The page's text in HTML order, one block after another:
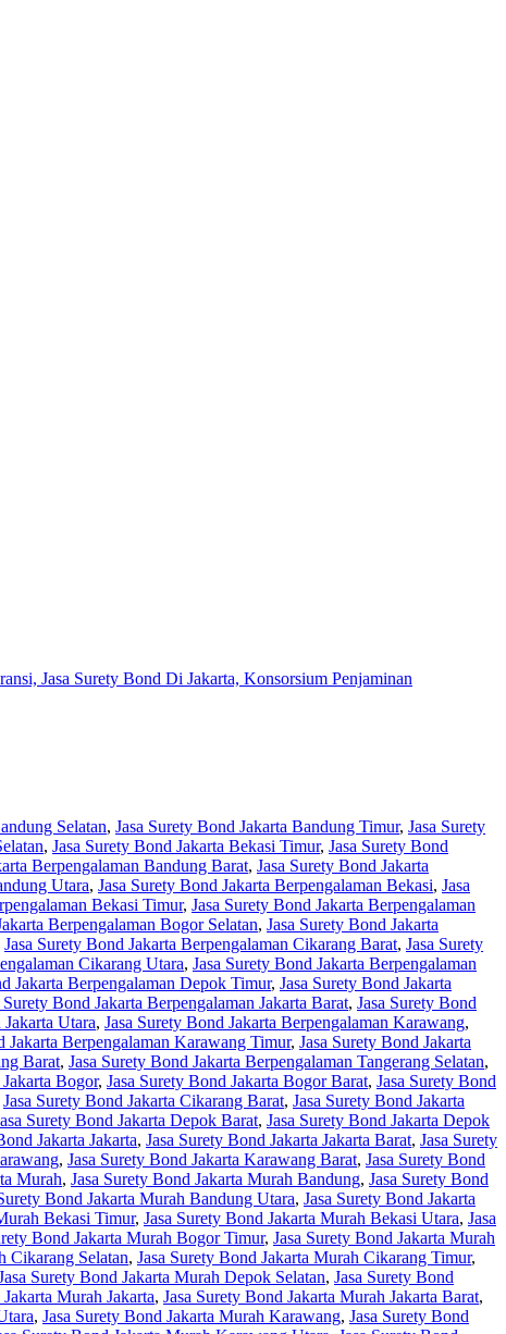
Selatan, Jasa Surety Bond Jakarta Bandung Timur, Jasa Surety
, Jasa Surety Bond Jakarta Bekasi Timur, Jasa Surety Bond
Berpengalaman Bandung Barat, Jasa Surety Bond Jakarta
Utara, Jasa Surety Bond Jakarta Berpengalaman Bekasi, Jasa
Bekasi Timur, Jasa Surety Bond Jakarta Berpengalaman
Berpengalaman Bogor Selatan, Jasa Surety Bond Jakarta
Jasa Surety Bond Jakarta Berpengalaman Cikarang Barat, Jasa Surety
Cikarang Utara, Jasa Surety Bond Jakarta Berpengalaman
Jakarta Berpengalaman Depok Timur, Jasa Surety Bond Jakarta
Surety Bond Jakarta Berpengalaman Jakarta Barat, Jasa Surety Bond
Jakarta Utara, Jasa Surety Bond Jakarta Berpengalaman Karawang,
Jakarta Berpengalaman Karawang Timur, Jasa Surety Bond Jakarta
Barat, Jasa Surety Bond Jakarta Berpengalaman Tangerang Selatan,
Bogor, Jasa Surety Bond Jakarta Bogor Barat, Jasa Surety Bond
Jasa Surety Bond Jakarta Cikarang Barat, Jasa Surety Bond Jakarta
Surety Bond Jakarta Depok Barat, Jasa Surety Bond Jakarta Depok
Jakarta Jakarta, Jasa Surety Bond Jakarta Jakarta Barat, Jasa Surety
, Jasa Surety Bond Jakarta Karawang Barat, Jasa Surety Bond
Murah, Jasa Surety Bond Jakarta Murah Bandung, Jasa Surety Bond
Bond Jakarta Murah Bandung Utara, Jasa Surety Bond Jakarta
Bekasi Timur, Jasa Surety Bond Jakarta Murah Bekasi Utara, Jasa
Bond Jakarta Murah Bogor Timur, Jasa Surety Bond Jakarta Murah
Cikarang Selatan, Jasa Surety Bond Jakarta Murah Cikarang Timur,
Surety Bond Jakarta Murah Depok Selatan, Jasa Surety Bond
Murah Jakarta, Jasa Surety Bond Jakarta Murah Jakarta Barat,
, Jasa Surety Bond Jakarta Murah Karawang, Jasa Surety Bond